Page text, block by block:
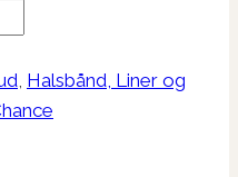
, Halsbånd, Liner og